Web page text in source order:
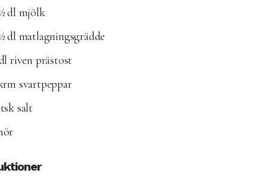
dl mjölk
dl matlagningsgrädde
riven prästost
svartpeppar
salt